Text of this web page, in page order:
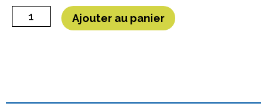
quantité
Ajouter au panier